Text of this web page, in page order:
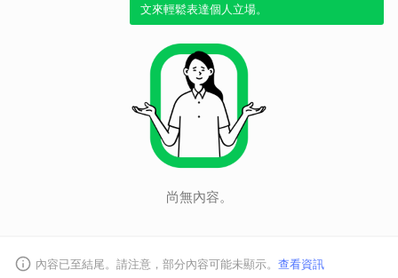
文來輕鬆表達個人立場。
尚無內容。
內容已至結尾。請注意，部分內容可能未顯示。 查看資訊